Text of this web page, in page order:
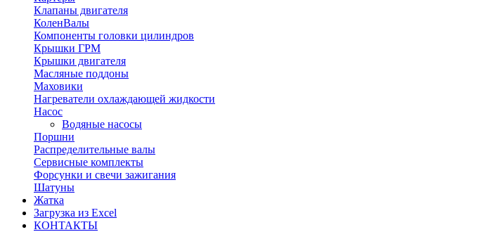
Клапаны двигателя
КоленВалы
Компоненты головки цилиндров
Крышки ГРМ
Крышки двигателя
Масляные поддоны
Маховики
Нагреватели охлаждающей жидкости
Насос
Водяные насосы
Поршни
Распределительные валы
Сервисные комплекты
Форсунки и свечи зажигания
Шатуны
Жатка
Загрузка из Excel
КОНТАКТЫ